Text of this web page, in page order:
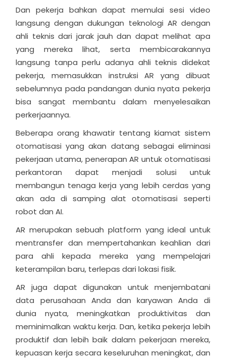
Dan pekerja bahkan dapat memulai sesi video
langsung dengan dukungan teknologi AR dengan
ahli teknis dari jarak jauh dan dapat melihat apa
yang mereka lihat, serta membicarakannya
langsung tanpa perlu adanya ahli teknis didekat
pekerja, memasukkan instruksi AR yang dibuat
sebelumnya pada pandangan dunia nyata pekerja
bisa sangat membantu dalam menyelesaikan
perkerjaannya.
Beberapa orang khawatir tentang kiamat sistem
otomatisasi yang akan datang sebagai eliminasi
pekerjaan utama, penerapan AR untuk otomatisasi
perkantoran dapat menjadi solusi untuk
membangun tenaga kerja yang lebih cerdas yang
akan ada di samping alat otomatisasi seperti
robot dan AI.
AR merupakan sebuah platform yang ideal untuk
mentransfer dan mempertahankan keahlian dari
para ahli kepada mereka yang mempelajari
keterampilan baru, terlepas dari lokasi fisik.
AR juga dapat digunakan untuk menjembatani
data perusahaan Anda dan karyawan Anda di
dunia nyata, meningkatkan produktivitas dan
meminimalkan waktu kerja. Dan, ketika pekerja lebih
produktif dan lebih baik dalam pekerjaan mereka,
kepuasan kerja secara keseluruhan meningkat, dan